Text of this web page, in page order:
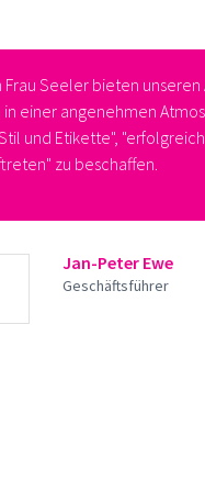
Frau Seeler bieten
einer angenehmen
und Etikette",
zu beschaffen.
Jan-Peter Ewe
Geschäftsführer